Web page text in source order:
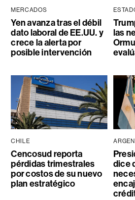
MERCADOS
Yen avanza tras el débil
dato laboral de EE.UU. y
crece la alerta por
posible intervención
las
CHILE
Cencosud reporta
pérdidas trimestrales
por costos de su nuevo
plan estratégico
dice